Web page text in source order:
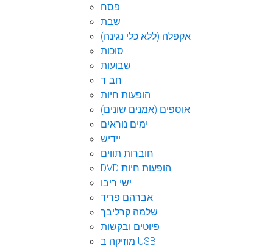
פסח
שבת
אקפלה (ללא כלי נגינה)
סוכות
שבועות
חב"ד
הופעות חיות
אוספים (אמנים שונים)
ימים נוראים
יידיש
חוברות תווים
DVD הופעות חיות
ישי ריבו
אברהם פריד
שלמה קרליבך
פיוטים ובקשות
מוזיקה ב USB